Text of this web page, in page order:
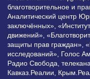
благотворительное и
Аналитический центр
заключённых»,
движений»,
защиты прав граждан»,
исследований», Голос
Радио Свобода,
Кавказ.Реалии,